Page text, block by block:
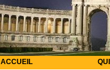
ACCUEIL